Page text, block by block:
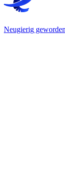
Neugierig